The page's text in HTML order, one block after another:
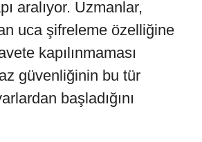
aralıyor. Uzmanlar,
uca şifreleme özelliğine
kapılınmaması
güvenliğinin bu tür
başladığını